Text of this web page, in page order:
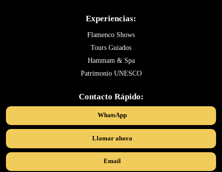
Experiencias:
Flamenco Shows
Tours Guiados
Hammam & Spa
Patrimonio UNESCO
Contacto Rápido:
WhatsApp
Llamar ahora
Email